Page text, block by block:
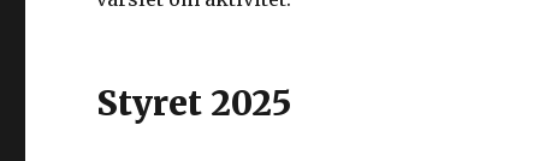
Styret 2025